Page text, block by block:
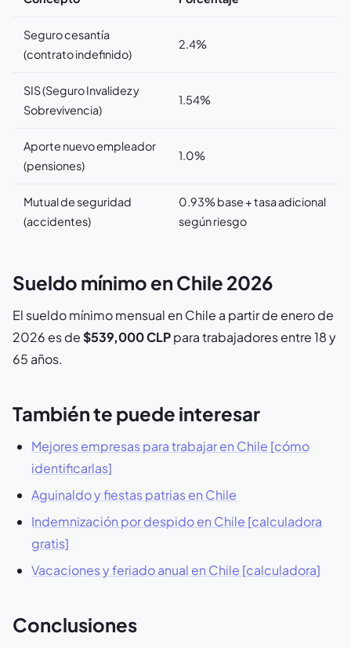
Seguro cesantía
(contrato indefinido)
2.4%
SIS (Seguro Invalidez y
Sobrevivencia)
1.54%
Aporte nuevo empleador
(pensiones)
1.0%
Mutual de seguridad
(accidentes)
0.93% base + tasa adicional
según riesgo
Sueldo mínimo en Chile 2026
El sueldo mínimo mensual en Chile a partir de enero de
2026 es de$539,000 CLPpara trabajadores entre 18 y
65 años.
También te puede interesar
Mejores empresas para trabajar en Chile [cómo
identificarlas]
Aguinaldo y fiestas patrias en Chile
Indemnización por despido en Chile [calculadora
gratis]
Vacaciones y feriado anual en Chile [calculadora]
Conclusiones